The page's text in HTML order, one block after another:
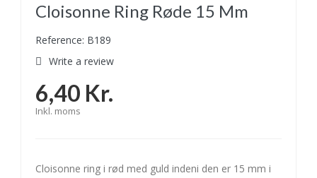
Cloisonne Ring Røde 15 Mm
Reference: B189
Write a review
6,40 Kr.
Inkl. moms
Cloisonne ring i rød med guld indeni den er 15 mm i